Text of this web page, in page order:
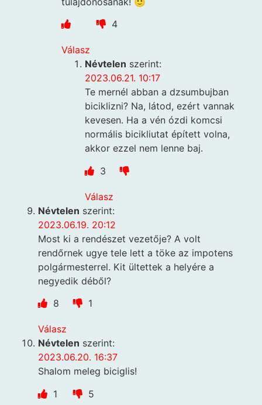
4
Válasz
Névtelen szerint:
2023.06.21. 10:17
Te mernél abban a dzsumbujban
biciklizni? Na, látod, ezért vannak
kevesen. Ha a vén ózdi komcsi
normális bicikliutat épített volna,
akkor ezzel nem lenne baj.
3
Válasz
Névtelen szerint:
2023.06.19. 20:12
Most ki a rendészet vezetője? A volt
rendőrnek ugye tele lett a töke az impotens
polgármesterrel. Kit ültettek a helyére a
negyedik déből?
8
1
Válasz
Névtelen szerint:
2023.06.20. 16:37
Shalom meleg biciglis!
1
5